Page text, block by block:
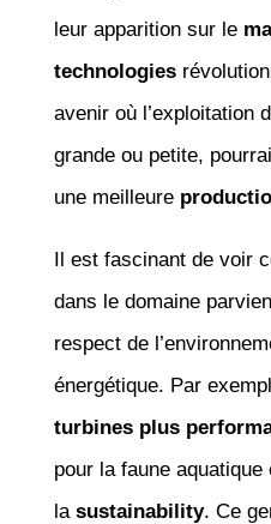
leur apparition sur le
technologies
avenir où l’exploitation
grande ou petite,
une meilleure
Il est fascinant de voir
dans le domaine
respect de
énergétique. Par
turbines plus
pour la faune
la sustainability. Ce